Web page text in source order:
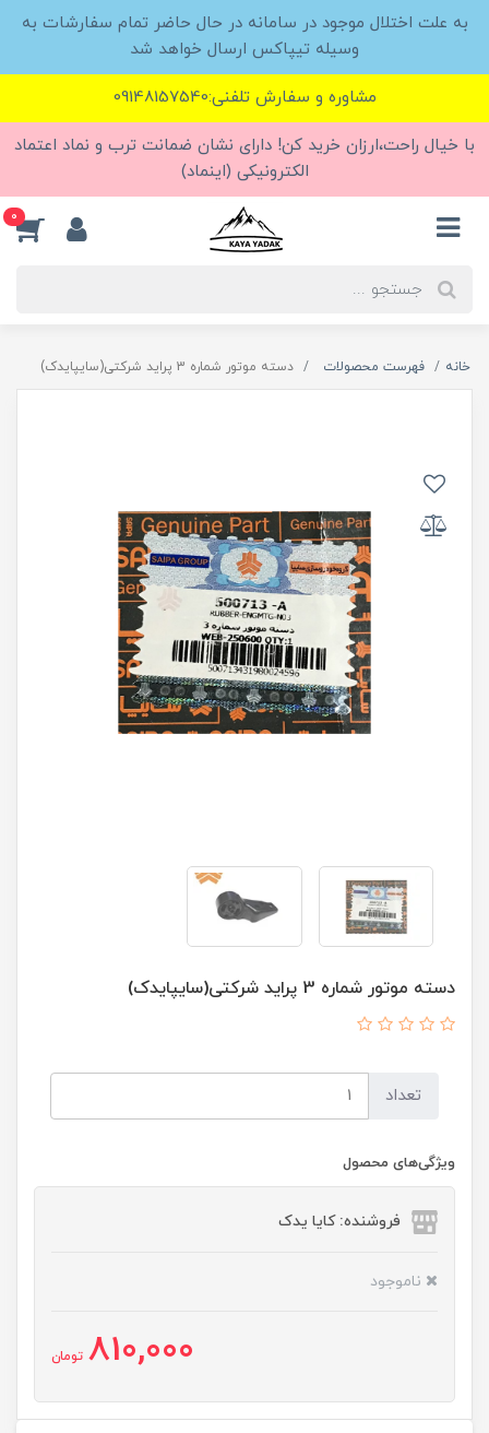
به علت اختلال موجود در سامانه در حال حاضر تمام سفارشات به
وسیله تیپاکس ارسال خواهد شد
مشاوره و سفارش تلفنی:09148157540
با خیال راحت،ارزان خرید کن! دارای نشان ضمانت ترب و نماد اعتماد
الکترونیکی (اینماد)
0
خانه فهرست محصولات دسته موتور شماره 3 پراید شرکتی(سایپایدک)
دسته موتور شماره 3 پراید شرکتی(سایپایدک)
تعداد
ویژگی‌های محصول
فروشنده: کایا یدک
ناموجود
810,000 تومان